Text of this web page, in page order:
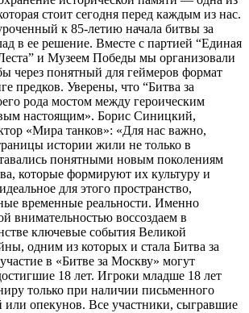
стоит сегодня перед каждым из нас.
к 85-летию начала битвы за
в ее решение. Вместе с партией “Единая
и Музеем Победы мы организовали
через понятный для геймеров формат
предков. Уверены, что “Битва за
рода мостом между героическим
настоящим». Борис Синицкий,
«Мира танков»: «Для нас важно,
истории жили не только в
понятными новым поколениям
которые формируют их культуру и
для этого пространство,
временные реальности. Именно
внимательностью воссоздаем в
ключевые события Великой
одним из которых и стала Битва за
в «Битве за Москву» могут
18 лет. Игроки младше 18 лет
только при наличии письменного
или опекунов. Все участники, сыгравшие